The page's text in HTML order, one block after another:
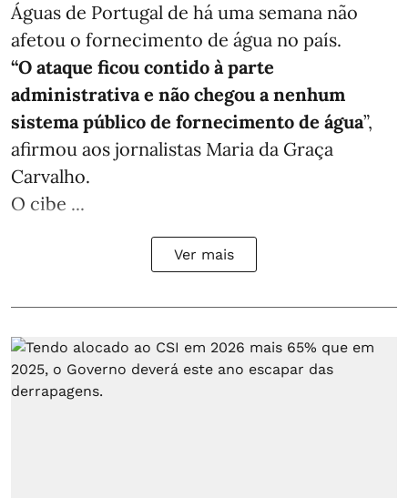
Águas de Portugal de há uma semana não
afetou o fornecimento de água no país.
“O ataque ficou contido à parte
administrativa e não chegou a nenhum
sistema público de fornecimento de água”,
afirmou aos jornalistas Maria da Graça
Carvalho.
O cibe ...
Ver mais